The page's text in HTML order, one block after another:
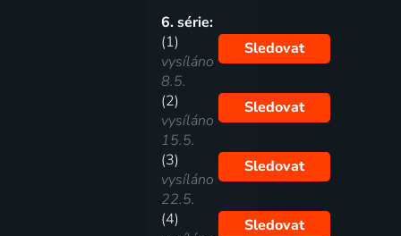
6. série:
(1)
vysíláno
8.5.
Sledovat
(2)
vysíláno
15.5.
Sledovat
(3)
vysíláno
22.5.
Sledovat
(4)
Sledovat